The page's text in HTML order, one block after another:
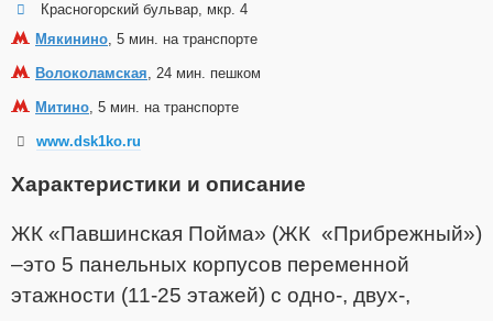
Красногорский бульвар, мкр. 4
Мякинино, 5 мин. на транспорте
Волоколамская, 24 мин. пешком
Митино, 5 мин. на транспорте
www.dsk1ko.ru
Характеристики и описание
ЖК «Павшинская Пойма» (ЖК «Прибрежный»)
–это 5 панельных корпусов переменной
этажности (11-25 этажей) с одно-, двух-,